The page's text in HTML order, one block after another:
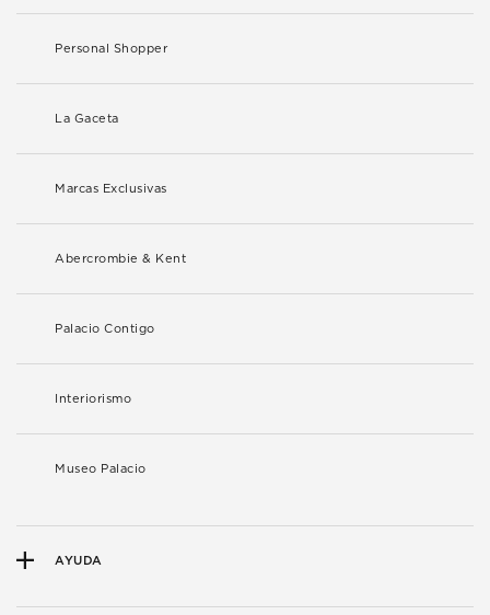
Personal Shopper
La Gaceta
Marcas Exclusivas
Abercrombie & Kent
Palacio Contigo
Interiorismo
Museo Palacio
AYUDA